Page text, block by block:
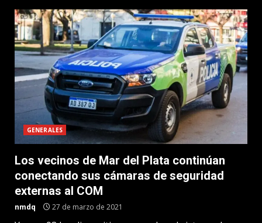
GENERALES
Los vecinos de Mar del Plata continúan
conectando sus cámaras de seguridad
externas al COM
nmdq 27 de marzo de 2021